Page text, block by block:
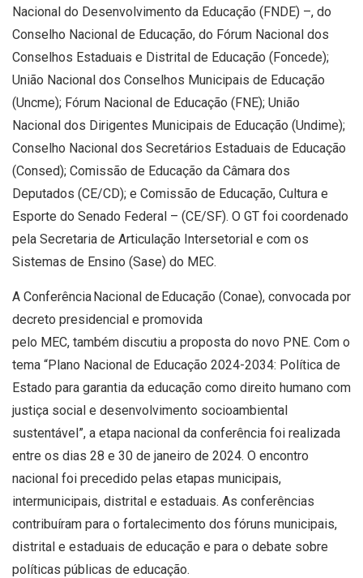
Nacional do Desenvolvimento da Educação (FNDE) –, do
Conselho Nacional de Educação, do Fórum Nacional dos
Conselhos Estaduais e Distrital de Educação (Foncede);
União Nacional dos Conselhos Municipais de Educação
(Uncme); Fórum Nacional de Educação (FNE); União
Nacional dos Dirigentes Municipais de Educação (Undime);
Conselho Nacional dos Secretários Estaduais de Educação
(Consed); Comissão de Educação da Câmara dos
Deputados (CE/CD); e Comissão de Educação, Cultura e
Esporte do Senado Federal – (CE/SF). O GT foi coordenado
pela Secretaria de Articulação Intersetorial e com os
Sistemas de Ensino (Sase) do MEC.
A Conferência Nacional de Educação (Conae), convocada por
decreto presidencial e promovida
pelo MEC, também discutiu a proposta do novo PNE. Com o
tema “Plano Nacional de Educação 2024-2034: Política de
Estado para garantia da educação como direito humano com
justiça social e desenvolvimento socioambiental
sustentável”, a etapa nacional da conferência foi realizada
entre os dias 28 e 30 de janeiro de 2024. O encontro
nacional foi precedido pelas etapas municipais,
intermunicipais, distrital e estaduais. As conferências
contribuíram para o fortalecimento dos fóruns municipais,
distrital e estaduais de educação e para o debate sobre
políticas públicas de educação.